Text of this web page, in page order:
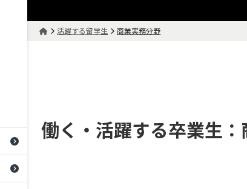
活躍する留学生 商業実務分野
働く・活躍する卒業生